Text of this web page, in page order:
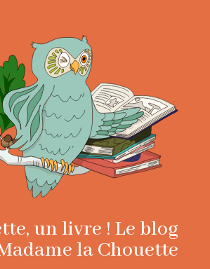
un livre ! Le blog
la Chouette